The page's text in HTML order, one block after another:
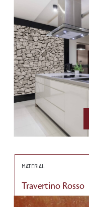
MATERIAL
Travertino Rosso